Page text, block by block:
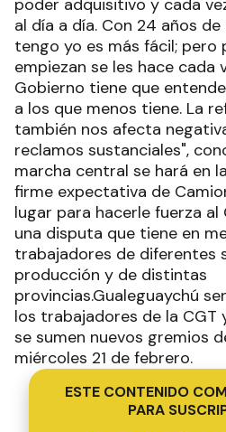
poder adquisitivo y cada
al día a día. Con 24 años
tengo yo es más fácil; pero
empiezan se les hace cada
Gobierno tiene que
a los que menos tiene. La
también nos afecta
reclamos sustanciales",
marcha central se hará en
firme expectativa de
lugar para hacerle fuerza
una disputa que tiene en
trabajadores de diferentes
producción y de distintas
provincias.Gualeguaychú
los trabajadores de la CGT
se sumen nuevos gremios
miércoles 21 de febrero.
ESTE CONTENIDO
PARA